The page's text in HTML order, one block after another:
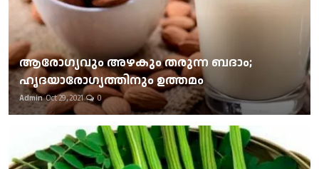
ആരോഗ്യവും അഴകും തരുന്ന ബദാം;
ഹൃദയാരോഗ്യത്തിനും ഉത്തമം
Admin Oct 29, 2021 0